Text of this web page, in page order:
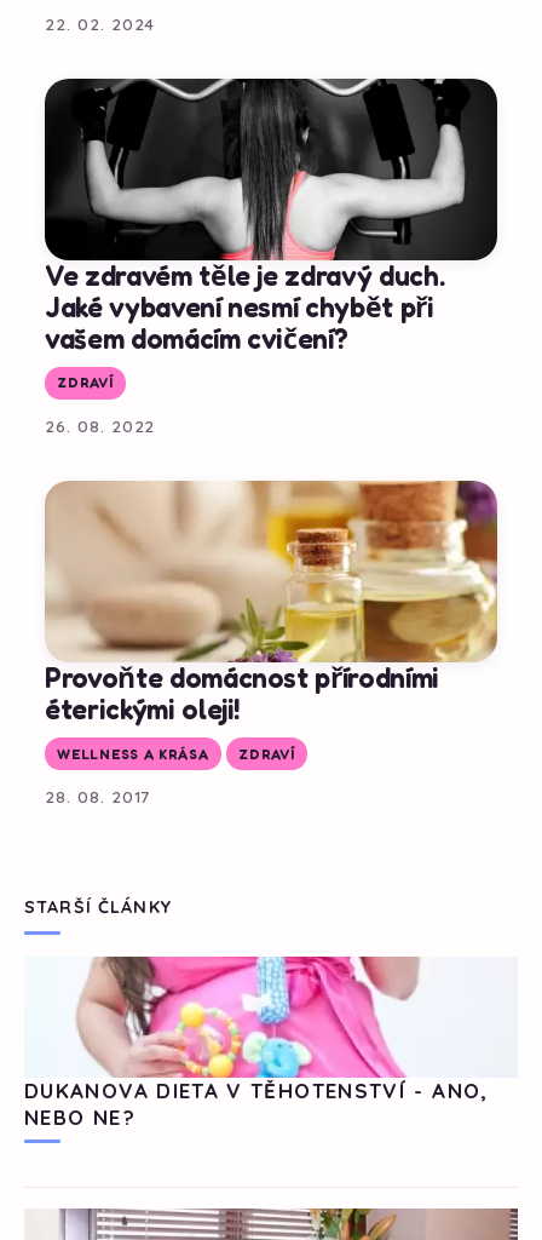
22. 02. 2024
Ve zdravém těle je zdravý duch.
Jaké vybavení nesmí chybět při
vašem domácím cvičení?
ZDRAVÍ
26. 08. 2022
Provoňte domácnost přírodními
éterickými oleji!
WELLNESS A KRÁSA ZDRAVÍ
28. 08. 2017
STARŠÍ ČLÁNKY
DUKANOVA DIETA V TĚHOTENSTVÍ - ANO,
NEBO NE?